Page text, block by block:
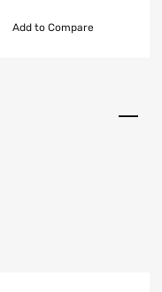
Add to Compare